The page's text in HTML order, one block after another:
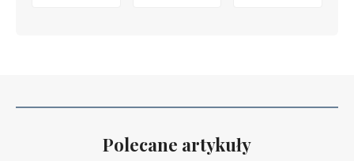
Polecane artykuły